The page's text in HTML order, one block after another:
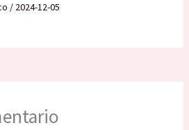
/ 2024-12-05